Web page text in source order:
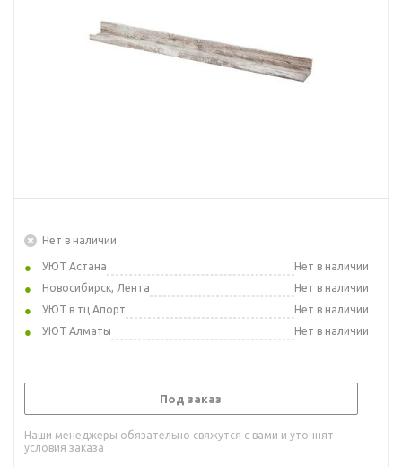
Нет в наличии
УЮТ Астана
Нет в наличии
Новосибирск, Лента
Нет в наличии
УЮТ в тц Апорт
Нет в наличии
УЮТ Алматы
Нет в наличии
Под заказ
Наши менеджеры обязательно свяжутся с вами и уточнят
условия заказа